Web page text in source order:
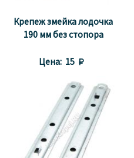
Крепеж змейка лодочка
190 мм без стопора
Цена: 15 